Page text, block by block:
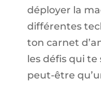
déployer la
différentes
ton carnet
les défis qui te
peut-être